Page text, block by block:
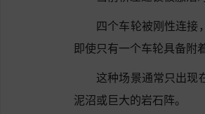
四个车轮被刚性连接
即使只有一个车轮具备附
这种场景通常只出现
泥沼或巨大的岩石阵。